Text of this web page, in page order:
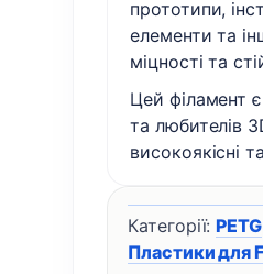
прототипи,
елементи та
міцності та
Цей філамент
та любителів
високоякісні
Категорії:PETG
Пластики для